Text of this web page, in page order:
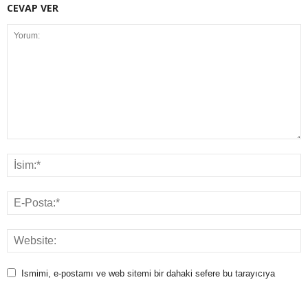
CEVAP VER
Ismimi, e-postamı ve web sitemi bir dahaki sefere bu tarayıcıya